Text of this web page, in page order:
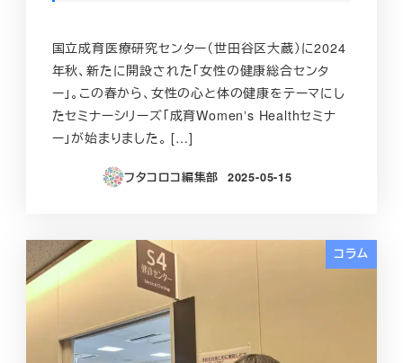
国立成育医療研究センター（世田谷区大蔵）に2024
年秋、新たに開設された「女性の健康総合センタ
ー」。この春から、女性の心と体の健康をテーマにし
たセミナーシリーズ「成育Womenʼs Healthセミナ
ー」が始まりました。 […]
フタコロコ編集部
投稿日
2025-05-15
コラム